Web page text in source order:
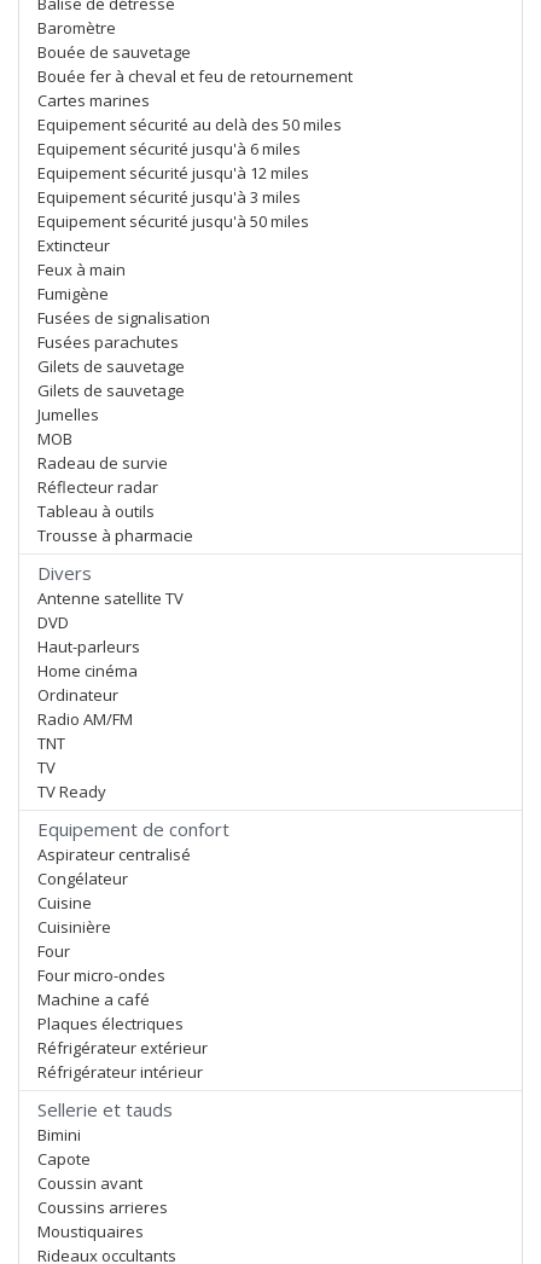
Baromètre
Bouée de sauvetage
Bouée fer à cheval et feu de retournement
Cartes marines
Equipement sécurité au delà des 50 miles
Equipement sécurité jusqu'à 6 miles
Equipement sécurité jusqu'à 12 miles
Equipement sécurité jusqu'à 3 miles
Equipement sécurité jusqu'à 50 miles
Extincteur
Feux à main
Fumigène
Fusées de signalisation
Fusées parachutes
Gilets de sauvetage
Gilets de sauvetage
Jumelles
MOB
Radeau de survie
Réflecteur radar
Tableau à outils
Trousse à pharmacie
Divers
Antenne satellite TV
DVD
Haut-parleurs
Home cinéma
Ordinateur
Radio AM/FM
TNT
TV
TV Ready
Equipement de confort
Aspirateur centralisé
Congélateur
Cuisine
Cuisinière
Four
Four micro-ondes
Machine a café
Plaques électriques
Réfrigérateur extérieur
Réfrigérateur intérieur
Sellerie et tauds
Bimini
Capote
Coussin avant
Coussins arrieres
Moustiquaires
Rideaux occultants